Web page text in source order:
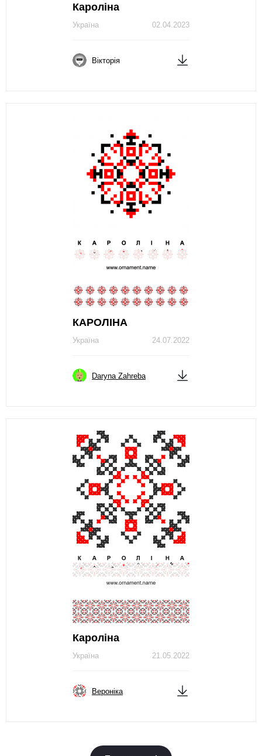
Кароліна
02.04.2023
Україна
Вікторія
КАРОЛІНА
24.07.2022
Україна
Daryna Zahreba
Кароліна
21.05.2022
Україна
Вероніка